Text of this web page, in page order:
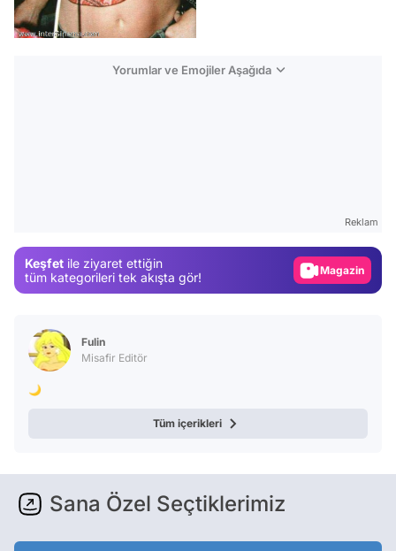
Yorumlar ve Emojiler Aşağıda
Reklam
Keşfet ile ziyaret ettiğin
tüm kategorileri tek akışta gör!
Video
Fulin
Misafir Editör
🌙
Tüm içerikleri
Sana Özel Seçtiklerimiz